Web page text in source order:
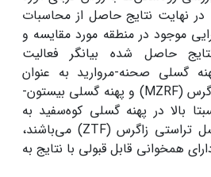
در نهایت نتایج حاصل از محاسبات
موجود در منطقه مورد مقایسه و
حاصل شده بیانگر فعالیت
گسلی صحنه-مروارید به عنوان
بخشی از گسل اصلی زاگرس (MZRF) و پهنه گسلی بیستون-
بالا در پهنه گسلی کوه‌سفید به
عنوان شاخه شمالی گسل تراستی زاگرس (ZTF) می‌باشند،
همخوانی قابل قبولی با نتایج به